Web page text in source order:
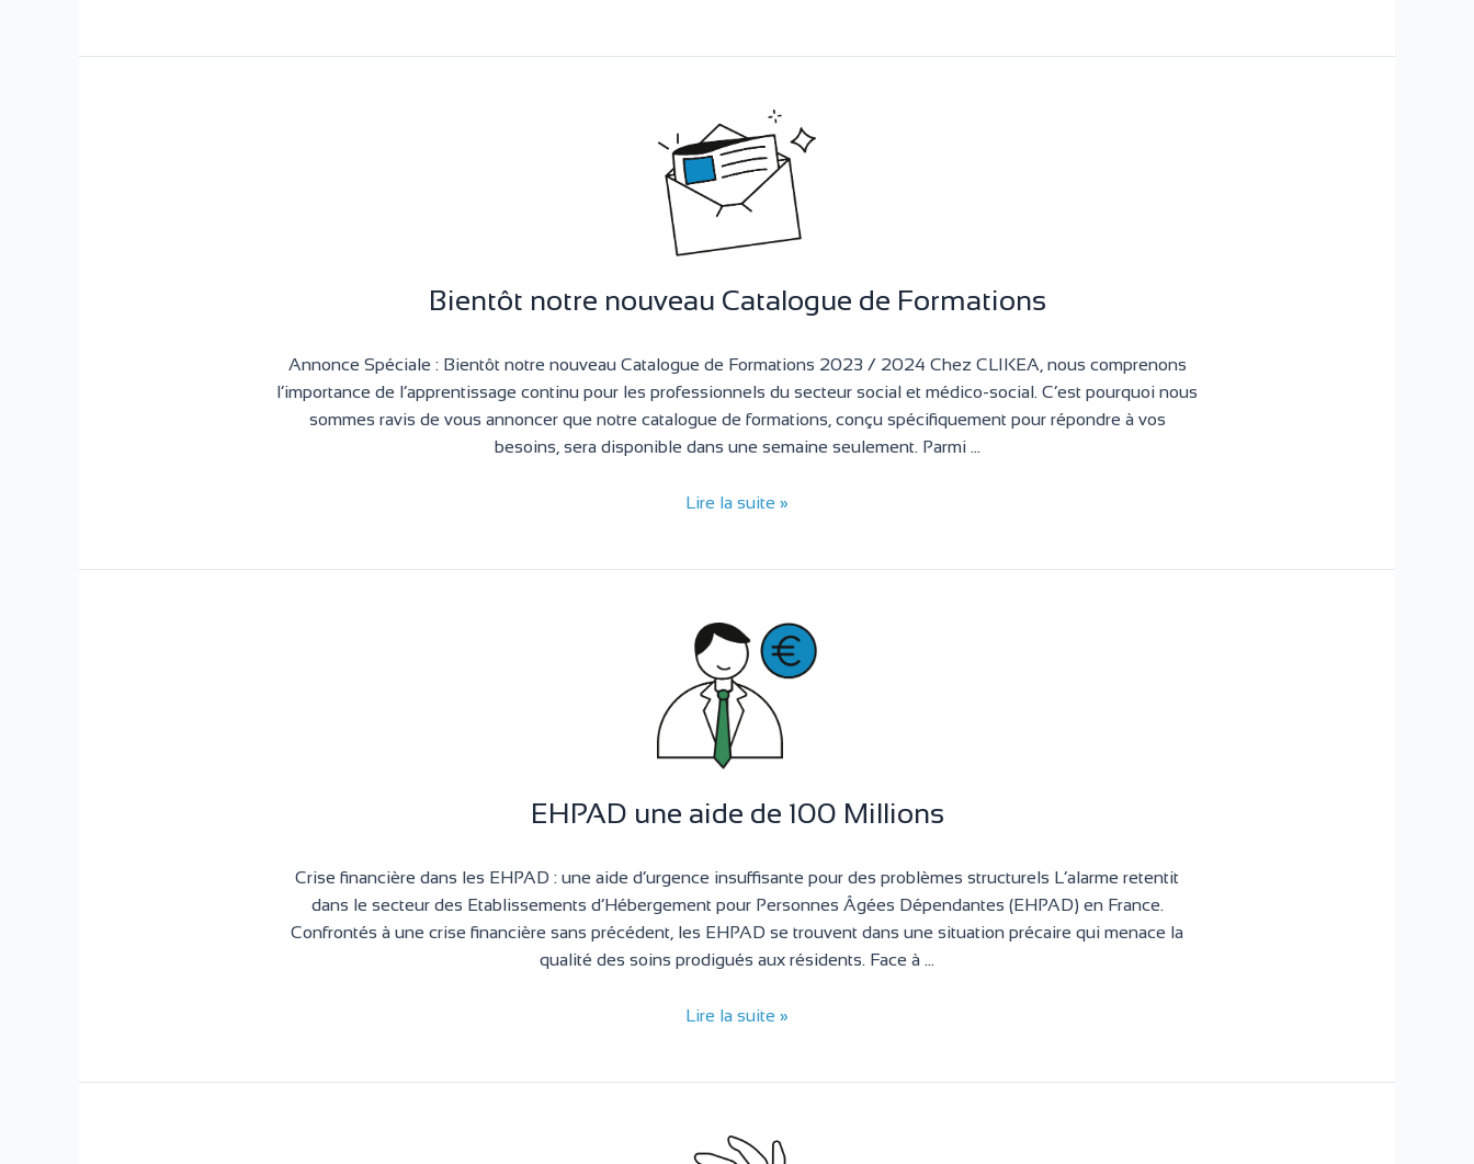
Bientôt notre nouveau Catalogue de Formations
Annonce Spéciale : Bientôt notre nouveau Catalogue de Formations 2023 / 2024 Chez CLIKEA, nous comprenons
l’importance de l’apprentissage continu pour les professionnels du secteur social et médico-social. C’est pourquoi nous
sommes ravis de vous annoncer que notre catalogue de formations, conçu spécifiquement pour répondre à vos
besoins, sera disponible dans une semaine seulement. Parmi …
Lire la suite »
EHPAD une aide de 100 Millions
Crise financière dans les EHPAD : une aide d’urgence insuffisante pour des problèmes structurels L’alarme retentit
dans le secteur des Etablissements d’Hébergement pour Personnes Âgées Dépendantes (EHPAD) en France.
Confrontés à une crise financière sans précédent, les EHPAD se trouvent dans une situation précaire qui menace la
qualité des soins prodigués aux résidents. Face à …
Lire la suite »